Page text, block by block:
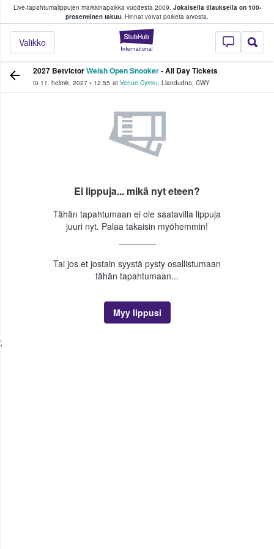
Live-tapahtumalippujen markkinapaikka vuodesta 2009. Jokaisella tilauksella on 100-
prosenttinen takuu. Hinnat voivat poiketa arvosta.
StubHub -
Valikko
fanit ostavat ja myyvät lippuja
2027 BetvictorWelsh Open Snooker- All Day Tickets
to 11. helmik. 2027 • 12.55 at Venue Cymru, Llandudno, CWY
Ei lippuja... mikä nyt eteen?
Tähän tapahtumaan ei ole saatavilla lippuja
juuri nyt. Palaa takaisin myöhemmin!
Tai jos et jostain syystä pysty osallistumaan
tähän tapahtumaan...
Myy lippusi
;